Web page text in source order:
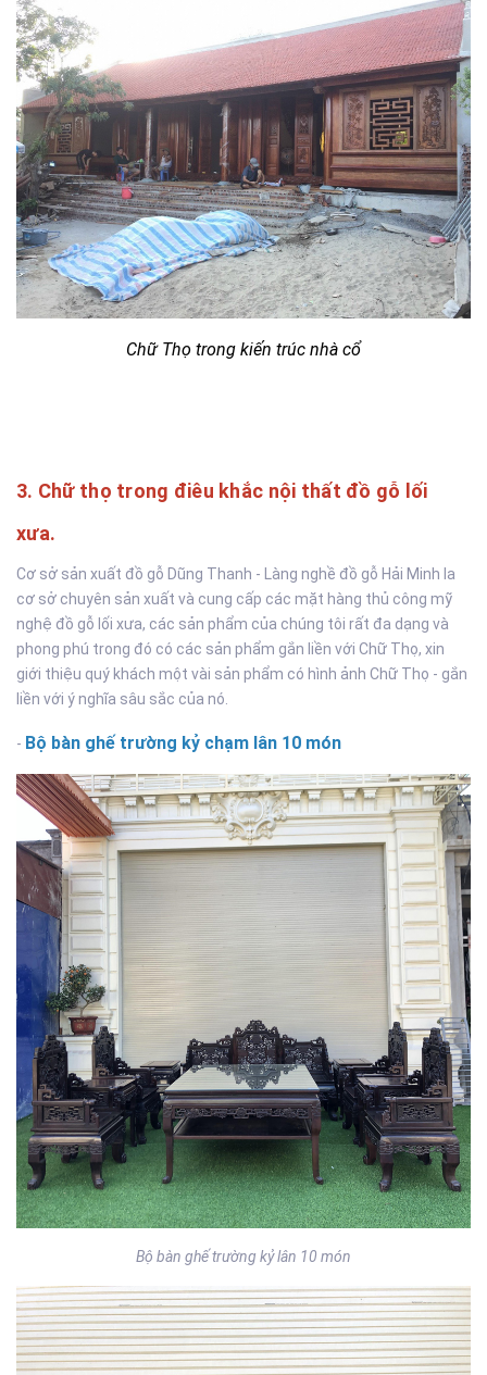
Chữ Thọ trong kiến trúc nhà cổ
3. Chữ thọ trong điêu khắc nội thất đồ gỗ lối
xưa.
Cơ sở sản xuất đồ gỗ Dũng Thanh - Làng nghề đồ gỗ Hải Minh la
cơ sở chuyên sản xuất và cung cấp các mặt hàng thủ công mỹ
nghệ đồ gỗ lối xưa, các sản phẩm của chúng tôi rất đa dạng và
phong phú trong đó có các sản phẩm gắn liền với Chữ Thọ, xin
giới thiệu quý khách một vài sản phẩm có hình ảnh Chữ Thọ - gắn
liền với ý nghĩa sâu sắc của nó.
- Bộ bàn ghế trường kỷ chạm lân 10 món
Bộ bàn ghế trường kỷ lân 10 món